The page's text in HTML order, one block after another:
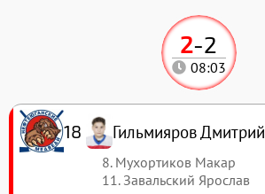
2-2
08:03
18 Гильмияров Дмитрий
8. Мухортиков Макар
11. Завальский Ярослав